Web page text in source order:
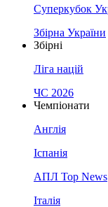
Суперкубок
Збірна України
Збірні
Ліга націй
ЧС 2026
Чемпіонати
Англія
Іспанія
АПЛ Top News
Італія